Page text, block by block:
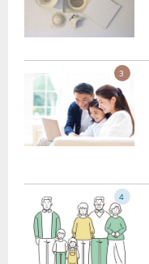
3
4